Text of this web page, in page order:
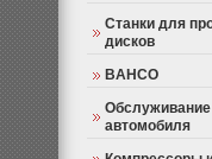
Станки для
дисков
BAHCO
Обслуживание
автомобиля